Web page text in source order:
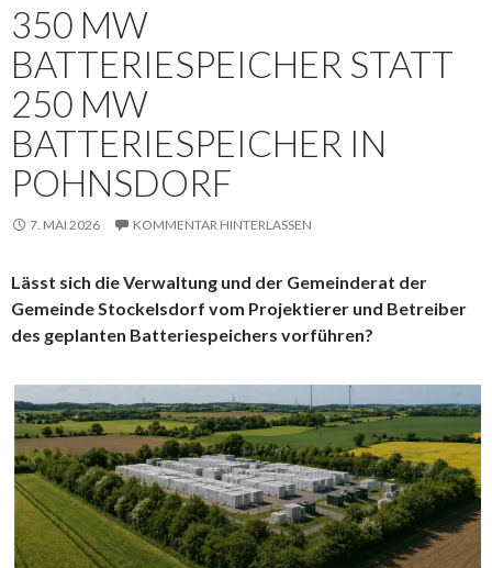
350 MW
BATTERIESPEICHER STATT
250 MW
BATTERIESPEICHER IN
POHNSDORF
7. MAI 2026 KOMMENTAR HINTERLASSEN
Lässt sich die Verwaltung und der Gemeinderat der
Gemeinde Stockelsdorf vom Projektierer und Betreiber
des geplanten Batteriespeichers vorführen?